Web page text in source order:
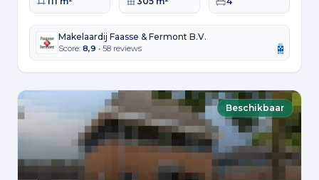
Makelaardij Faasse & Fermont B.V.
Score: 8,9 • 58 reviews
Beschikbaar